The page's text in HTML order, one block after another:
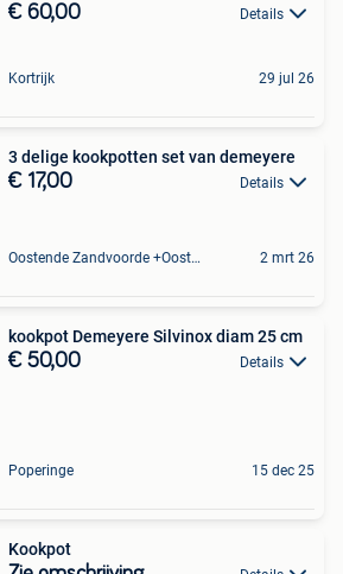
€ 60,00 Details
Kortrijk 29 jul 26
3 delige kookpotten set van demeyere
€ 17,00 Details
Oostende Zandvoorde +Oostende 2 mrt 26
kookpot Demeyere Silvinox diam 25 cm
€ 50,00 Details
Poperinge 15 dec 25
Kookpot